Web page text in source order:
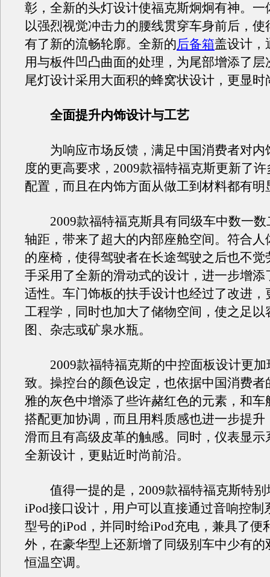
彰，全新的头灯设计使福克斯炯炯有神。一
以强烈视觉冲击力的腰线贯穿车身前后，使
有了新的流畅轮廓。全新的后备箱盖设计，
用与板件凹凸曲面的处理，为尾部增添了层
尾灯设计采用大面积的蜂窝状设计，更显时
全面提升内饰设计与工艺
为响应市场反馈，满足中国消费者对内
度的更高要求，2009款福特福克斯更新了
配置，而且在内饰方面从做工到材料都有明
2009款福特福克斯具有同级车中数一数
轴距，带来了超大的内部座舱空间。符合人
的座椅，使得驾驶者在长途驾驶之后也不觉
手采用了全新的滑动式的设计，进一步增添
适性。车门饰板的扶手设计也经过了改进，
工程学，同时也加大了储物空间，使之足以
图、杂志或矿泉水瓶。
2009款福特福克斯的中控面板设计更加
致。操控台的颜色设定，也依据中国消费者
雅的灰色中增添了些许赭红色的元素，和车
搭配更加协调，而且用料质感也进一步提升
滑而且有高级皮革的触感。同时，仪表显示
全新设计，更贴近时尚前沿。
值得一提的是，2009款福特福克斯特别
iPod接口设计，用户可以直接通过音响控制
型号的iPod，并同时给iPod充电，兼具了便
外，在豪华型上还新增了同级别车中少有的
恒温空调。